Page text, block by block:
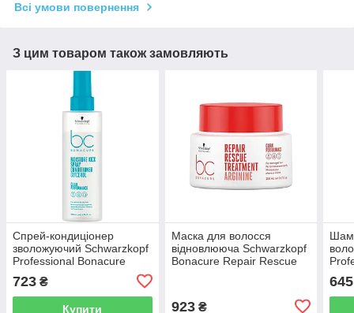
Всі умови повернення
З цим товаром також замовляють
Спрей-кондиціонер
зволожуючий Schwarzkopf
Professional Bonacure
723 ₴
Купити
Маска для волосся
відновлююча Schwarzkopf
Bonacure Repair Rescue
923₴
250
645